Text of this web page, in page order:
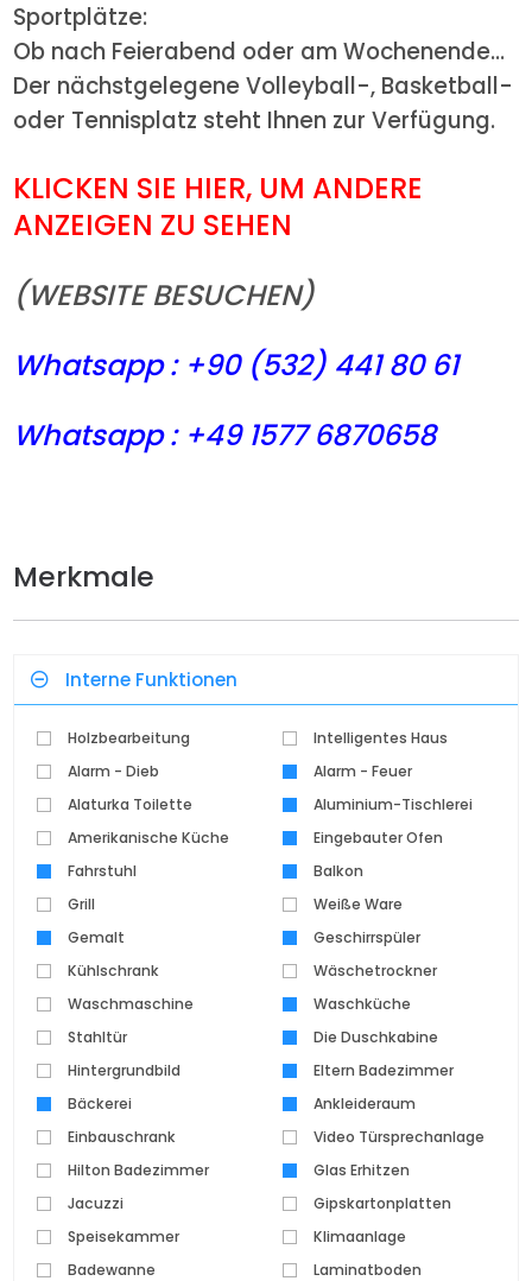
Sportplätze:
Ob nach Feierabend oder am Wochenende...
Der nächstgelegene Volleyball-, Basketball-
oder Tennisplatz steht Ihnen zur Verfügung.
KLICKEN SIE HIER, UM ANDERE
ANZEIGEN ZU SEHEN
(WEBSITE BESUCHEN)
Whatsapp : +90 (532) 44180 61
Whatsapp : +49 1577 6870658
Merkmale
Interne Funktionen
Holzbearbeitung
Intelligentes Haus
Alarm - Dieb
Alarm - Feuer
Alaturka Toilette
Aluminium-Tischlerei
Amerikanische Küche
Eingebauter Ofen
Fahrstuhl
Balkon
Grill
Weiße Ware
Gemalt
Geschirrspüler
Kühlschrank
Wäschetrockner
Waschmaschine
Waschküche
Stahltür
Die Duschkabine
Hintergrundbild
Eltern Badezimmer
Bäckerei
Ankleideraum
Einbauschrank
Video Türsprechanlage
Hilton Badezimmer
Glas Erhitzen
Jacuzzi
Gipskartonplatten
Speisekammer
Klimaanlage
Badewanne
Laminatboden